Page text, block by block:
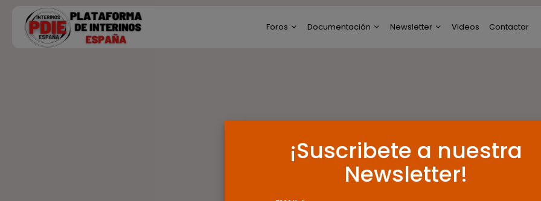
Foros
Encuestas
Documentación Newsletter Videos Contactar
Search
for:
¡Suscribete a nuestra
Newsletter!